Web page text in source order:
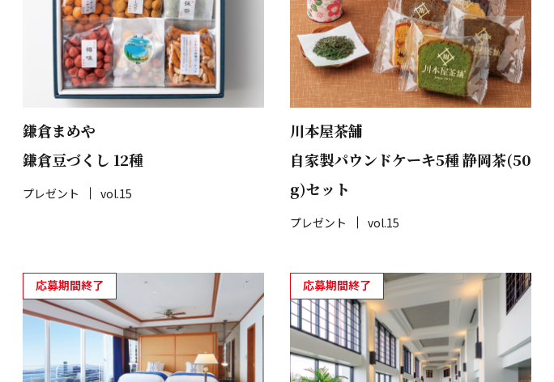
鎌倉まめや
鎌倉豆づくし 12種
プレゼント vol.15
川本屋茶舗
自家製パウンドケーキ5種 静岡茶(50
g)セット
プレゼント vol.15
応募期間終了 応募期間終了